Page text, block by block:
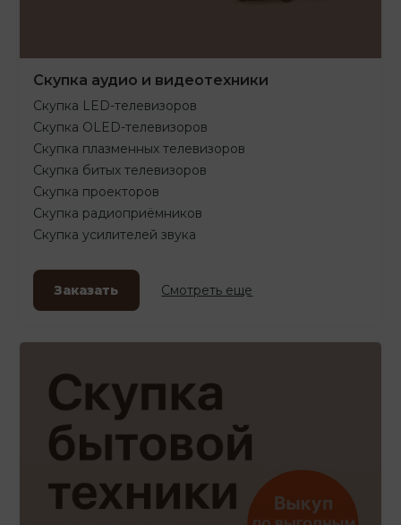
Скупка аудио и видеотехники
Скупка LED-телевизоров
Скупка OLED-телевизоров
Скупка плазменных телевизоров
Скупка битых телевизоров
Скупка проекторов
Скупка радиоприёмников
Скупка усилителей звука
Заказать Смотреть еще